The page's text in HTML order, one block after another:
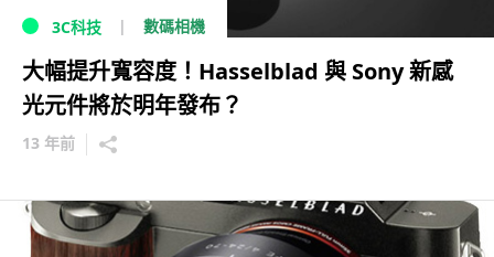
3C科技 數碼相機
大幅提升寬容度！Hasselblad 與 Sony 新感
光元件將於明年發布？
13 年前